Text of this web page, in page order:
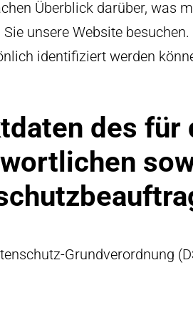
Überblick darüber, was
unsere Website
identifiziert werden
des für
Grundverordnung